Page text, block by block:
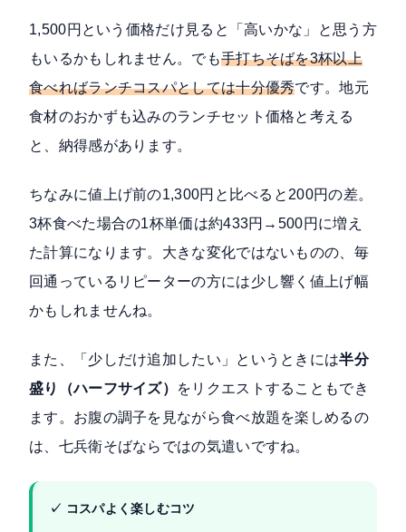
1,500円という価格だけ見ると「高いかな」と思う方
もいるかもしれません。でも手打ちそばを3杯以上
食べればランチコスパとしては十分優秀です。地元
食材のおかずも込みのランチセット価格と考える
と、納得感があります。
ちなみに値上げ前の1,300円と比べると200円の差。
3杯食べた場合の1杯単価は約433円→500円に増え
た計算になります。大きな変化ではないものの、毎
回通っているリピーターの方には少し響く値上げ幅
かもしれませんね。
また、「少しだけ追加したい」というときには半分
盛り（ハーフサイズ）
をリクエストすることもでき
ます。お腹の調子を見ながら食べ放題を楽しめるの
は、七兵衛そばならではの気遣いですね。
✓ コスパよく楽しむコツ